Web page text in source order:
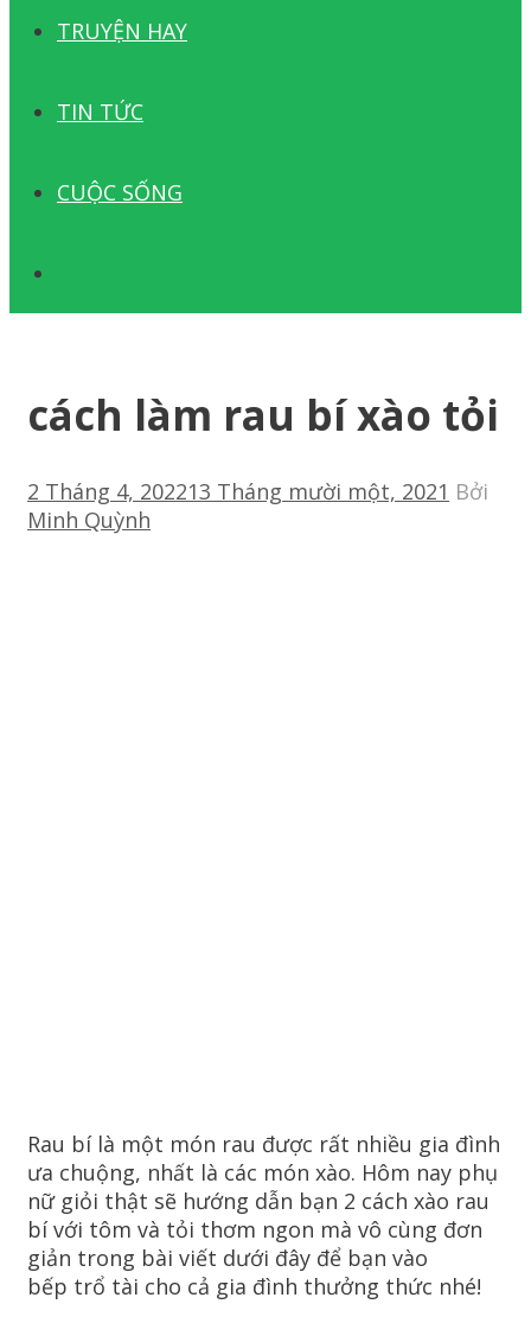
TRUYỆN HAY
TIN TỨC
CUỘC SỐNG
cách làm rau bí xào tỏi
2 Tháng 4, 202213 Tháng mười một, 2021 Bởi
Minh Quỳnh
Rau bí là một món rau được rất nhiều gia đình
ưa chuộng, nhất là các món xào. Hôm nay phụ
nữ giỏi thật sẽ hướng dẫn bạn 2 cách xào rau
bí với tôm và tỏi thơm ngon mà vô cùng đơn
giản trong bài viết dưới đây để bạn vào
bếp trổ tài cho cả gia đình thưởng thức nhé!